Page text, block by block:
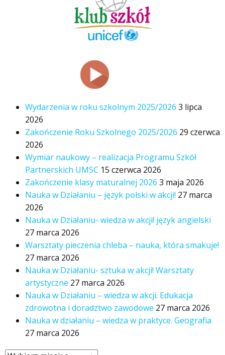
Wydarzenia w roku szkolnym 2025/2026 3 lipca
2026
Zakończenie Roku Szkolnego 2025/2026 29 czerwca
2026
Wymiar naukowy – realizacja Programu Szkół
Partnerskich UMSC 15 czerwca 2026
Zakończenie klasy maturalnej 2026 3 maja 2026
Nauka w Działaniu – język polski w akcji! 27 marca
2026
Nauka w Działaniu- wiedza w akcji! język angielski
27 marca 2026
Warsztaty pieczenia chleba – nauka, która smakuje!
27 marca 2026
Nauka w Działaniu- sztuka w akcji! Warsztaty
artystyczne 27 marca 2026
Nauka w Działaniu – wiedza w akcji. Edukacja
zdrowotna i doradztwo zawodowe 27 marca 2026
Nauka w działaniu – wiedza w praktyce. Geografia
27 marca 2026